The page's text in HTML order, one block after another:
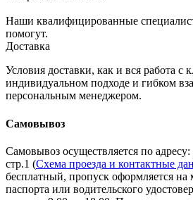
Наши квалифицированные
помогут.
Доставка
Условия доставки, как и вся работа с
индивидуальном подходе и гибком
персональным менеджером.
Самовывоз
Самовывоз осуществляется по
стр.1 (Схема проезда и контактные
бесплатный, пропуск оформляется на
паспорта или водительского